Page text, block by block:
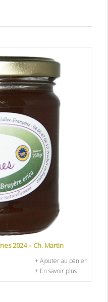
2024 – Ch. Martin
+ Ajouter au panier
+ En savoir plus